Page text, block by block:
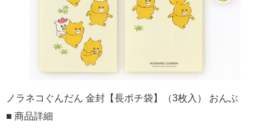
ノラネコぐんだん 金封【長ポチ袋】（3枚入） おんぶ
■ 商品詳細